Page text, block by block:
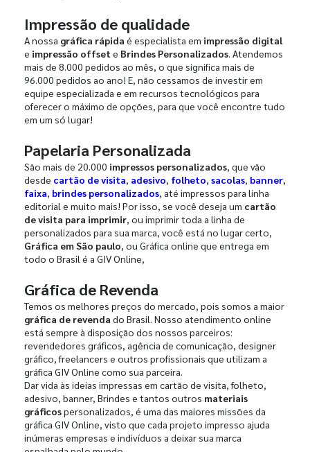
Impressão de qualidade
A nossa gráfica rápida é especialista em impressão digital
e impressão offset e Brindes Personalizados. Atendemos
mais de 8.000 pedidos ao mês, o que significa mais de
96.000 pedidos ao ano! E, não cessamos de investir em
equipe especializada e em recursos tecnológicos para
oferecer o máximo de opções, para que você encontre tudo
em um só lugar!
Papelaria Personalizada
São mais de 20.000 impressos personalizados, que vão
desde cartão de visita, adesivo, folheto, sacolas, banner,
faixa, brindes personalizados, até impressos para linha
editorial e muito mais! Por isso, se você deseja um cartão
de visita para imprimir, ou imprimir toda a linha de
personalizados para sua marca, você está no lugar certo,
Gráfica em São paulo, ou Gráfica online que entrega em
todo o Brasil é a GIV Online,
Gráfica de Revenda
Temos os melhores preços do mercado, pois somos a maior
gráfica de revenda do Brasil. Nosso atendimento online
está sempre à disposição dos nossos parceiros:
revendedores gráficos, agência de comunicação, designer
gráfico, freelancers e outros profissionais que utilizam a
gráfica GIV Online como sua parceira.
Dar vida às ideias impressas em cartão de visita, folheto,
adesivo, banner, Brindes e tantos outros materiais
gráficospersonalizados, é uma das maiores missões da
gráfica GIV Online, visto que cada projeto impresso ajuda
inúmeras empresas e indivíduos a deixar sua marca